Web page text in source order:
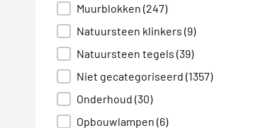
Muurblokken (247)
Natuursteen klinkers (9)
Natuursteen tegels (39)
Niet gecategoriseerd (1357)
Onderhoud (30)
Opbouwlampen (6)